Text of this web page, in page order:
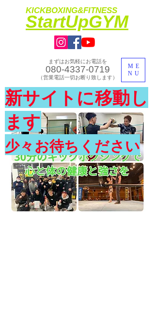
KICKBOXING&FITNESS
​StartUpGYM
ME
NU
まずはお気軽にお電話を
080-4337-0719
​（営業電話一切お断り致します）
​体験入会実施中
新サイトに移動し
ます
少々お待ちください